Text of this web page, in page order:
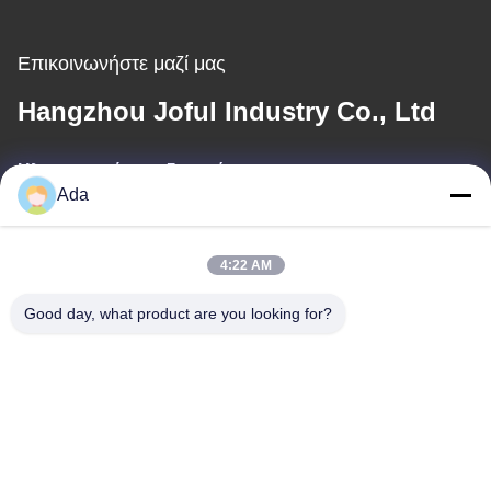
Επικοινωνήστε μαζί μας
Hangzhou Joful Industry Co., Ltd
Ηλεκτρονικό ταχυδρομείο
Ada
4:22 AM
Good day, what product are you looking for?